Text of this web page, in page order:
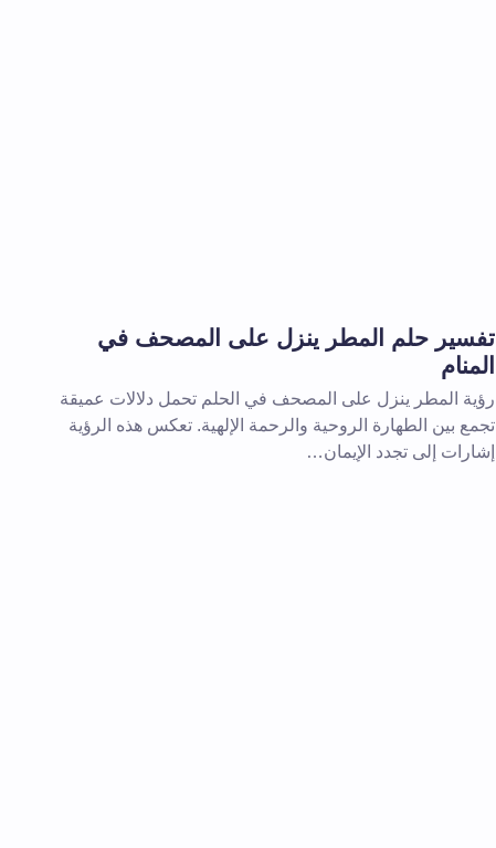
تفسير حلم المطر ينزل على المصحف في
المنام
رؤية المطر ينزل على المصحف في الحلم تحمل دلالات عميقة
تجمع بين الطهارة الروحية والرحمة الإلهية. تعكس هذه الرؤية
إشارات إلى تجدد الإيمان…